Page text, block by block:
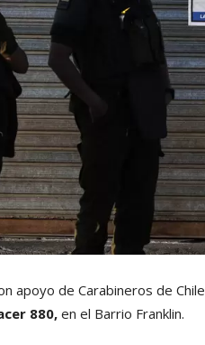
apoyo de Carabineros de Chile
880, en el Barrio Franklin.